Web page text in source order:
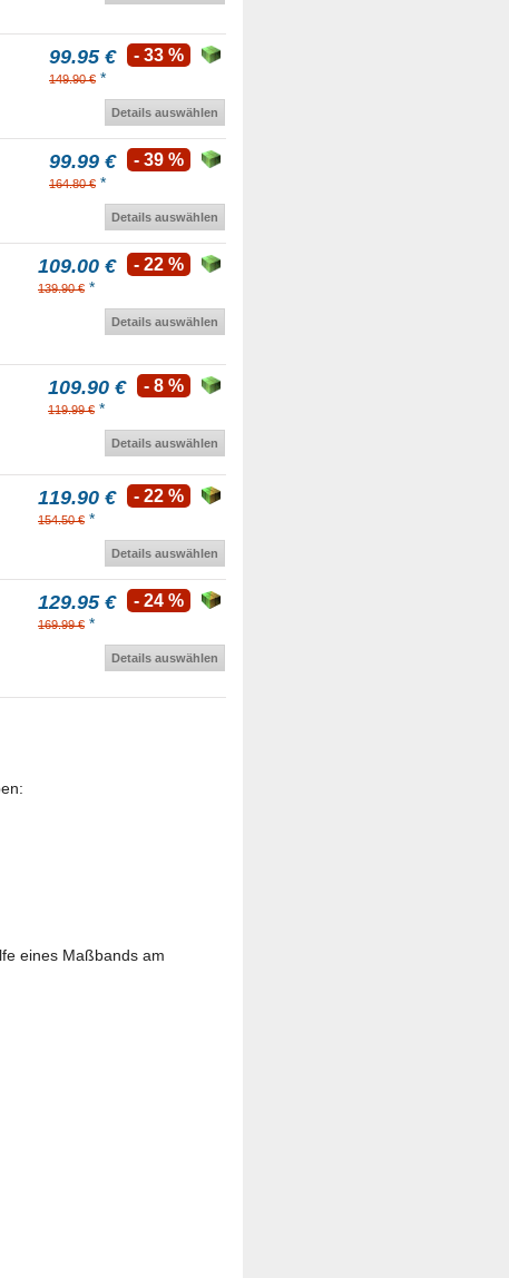
99.95 €
149.90 € *
- 33 %
Details auswählen
99.99 €
164.80 € *
- 39 %
Details auswählen
109.00 €
139.90 € *
- 22 %
Details auswählen
109.90 €
119.99 € *
- 8 %
Details auswählen
119.90 €
154.50 € *
- 22 %
Details auswählen
129.95 €
169.99 € *
- 24 %
Details auswählen
eines Maßbands am